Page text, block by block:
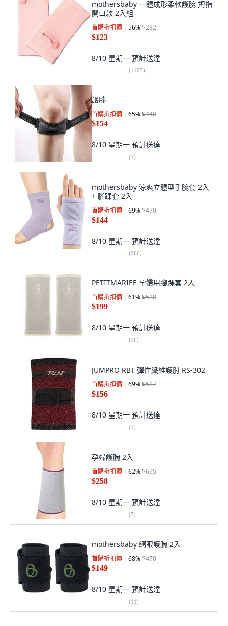
mothersbaby 一體成形柔軟護腕 拇指
開口款 2入組
首購折扣價 56%$282
$123
8/10 星期一 預計送達
(1105)
護膝
首購折扣價 65%$440
$154
8/10 星期一 預計送達
(7)
mothersbaby 涼爽立體型手腕套 2入
+ 腳踝套 2入
首購折扣價 69%$470
$144
8/10 星期一 預計送達
(266)
PETITMARIEE 孕婦用腳踝套 2入
首購折扣價 61%$518
$199
8/10 星期一 預計送達
(26)
JUMPRO RBT 彈性纖維護肘 RS-302
首購折扣價 69%$517
$156
8/10 星期一 預計送達
(1)
孕婦護腕 2入
首購折扣價 62%$695
$258
8/10 星期一 預計送達
(7)
mothersbaby 網眼護腕 2入
首購折扣價 68%$470
$149
8/10 星期一 預計送達
(11)